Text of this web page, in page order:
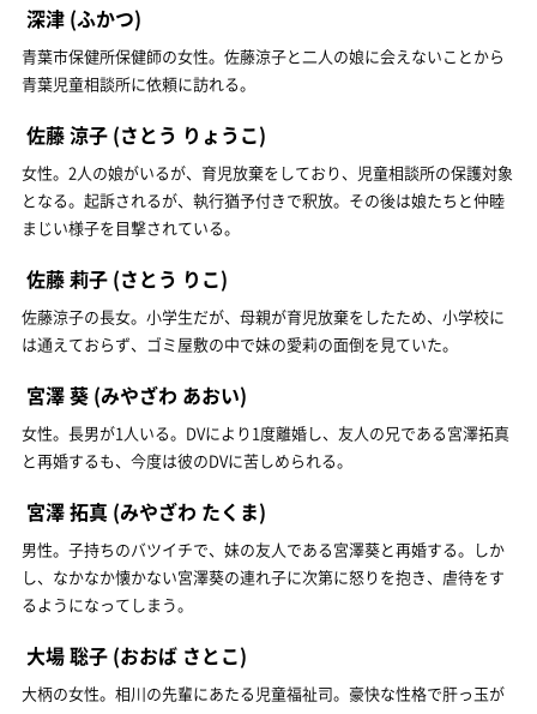
深津 (ふかつ)
青葉市保健所保健師の女性。佐藤涼子と二人の娘に会えないことから
青葉児童相談所に依頼に訪れる。
佐藤 涼子 (さとう りょうこ)
女性。2人の娘がいるが、育児放棄をしており、児童相談所の保護対象
となる。起訴されるが、執行猶予付きで釈放。その後は娘たちと仲睦
まじい様子を目撃されている。
佐藤 莉子 (さとう りこ)
佐藤涼子の長女。小学生だが、母親が育児放棄をしたため、小学校に
は通えておらず、ゴミ屋敷の中で妹の愛莉の面倒を見ていた。
宮澤 葵 (みやざわ あおい)
女性。長男が1人いる。DVにより1度離婚し、友人の兄である宮澤拓真
と再婚するも、今度は彼のDVに苦しめられる。
宮澤 拓真 (みやざわ たくま)
男性。子持ちのバツイチで、妹の友人である宮澤葵と再婚する。しか
し、なかなか懐かない宮澤葵の連れ子に次第に怒りを抱き、虐待をす
るようになってしまう。
大場 聡子 (おおば さとこ)
大柄の女性。相川の先輩にあたる児童福祉司。豪快な性格で肝っ玉が